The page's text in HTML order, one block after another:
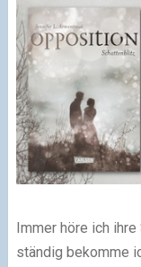
Immer höre ich
ständig bekomme